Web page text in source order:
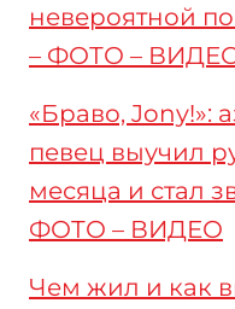
невероятной
– ФОТО –
«Браво, Jony!»:
певец выучил
месяца и стал
ФОТО – ВИДЕО
Чем жил и как